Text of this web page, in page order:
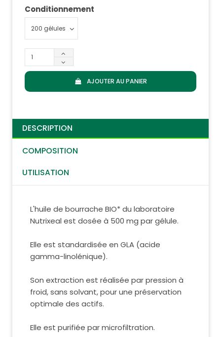
Conditionnement
AJOUTER AU PANIER
DESCRIPTION
COMPOSITION
UTILISATION
L'huile de bourrache BIO* du laboratoire
Nutrixeal est dosée à 500 mg par gélule.
Elle est standardisée en GLA (acide
gamma-linolénique).
Son extraction est réalisée par pression à
froid, sans solvant, pour une préservation
optimale des actifs.
Elle est purifiée par microfiltration.